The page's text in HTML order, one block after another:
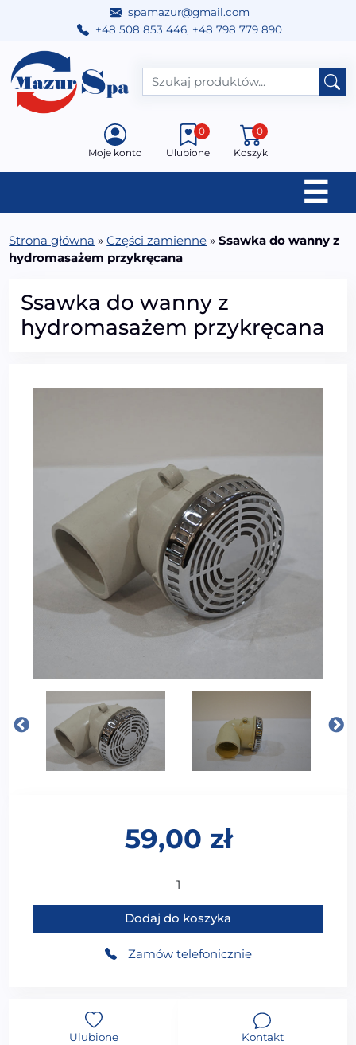
spamazur@gmail.com
+48 508 853 446, +48 798 779 890
Przejdź do treści
Main Navigation
Moje konto Ulubione
0
Koszyk
0
☰
Strona główna »Części zamienne »Ssawka do wanny z
hydromasażem przykręcana
Ssawka do wanny z
hydromasażem przykręcana
59,00 zł
ilość Ssawka do wanny z hydromasażem przykręcana
Dodaj do koszyka
Zamów telefonicznie
Ulubione Kontakt